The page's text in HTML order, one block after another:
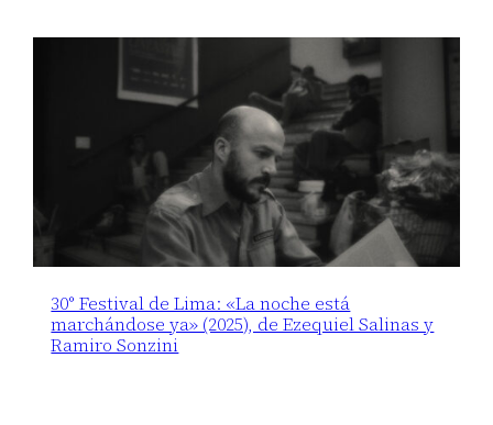
30° Festival de Lima: «La noche está
marchándose ya» (2025), de Ezequiel Salinas y
Ramiro Sonzini